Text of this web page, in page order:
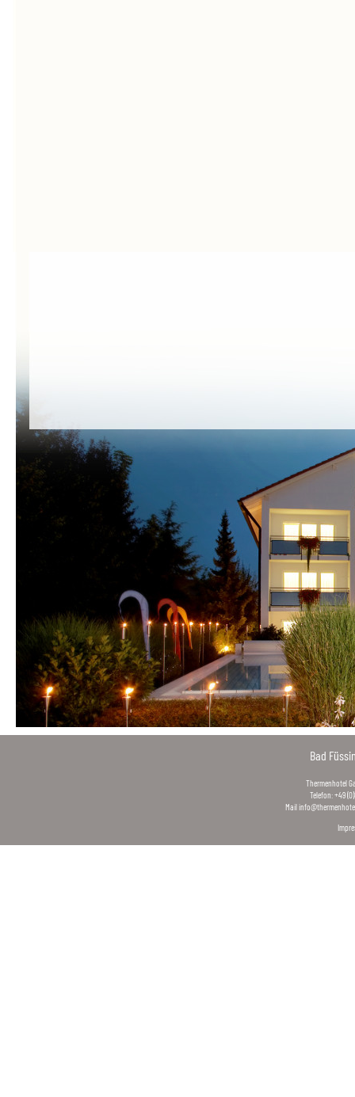
Bad
Thermenhotel
Telefon: +49
Mail